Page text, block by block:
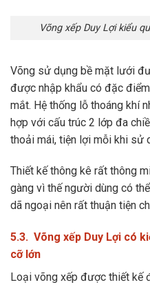
Võng xếp Duy Lợi kiểu
Võng sử dụng bề mặt lưới
được nhập khẩu có đặc
mắt. Hệ thống lỗ thoáng khí
hợp với cấu trúc 2 lớp đa
thoải mái, tiện lợi mỗi khi sử
Thiết kế thông kê rất thông
gàng vì thế người dùng có
dã ngoại nên rất thuận tiện
5.3. Võng xếp Duy Lợi có
cỡ lớn
Loại võng xếp được thiết kế